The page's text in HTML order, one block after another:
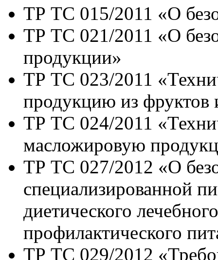
ТР ТС 015/2011 «О
ТР ТС 021/2011 «О
продукции»
ТР ТС 023/2011
продукцию из фруктов
ТР ТС 024/2011
масложировую
ТР ТС 027/2012 «О
специализированной
диетического
профилактического
ТР ТС 029/2012